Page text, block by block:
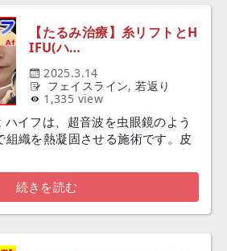
【たるみ治療】糸リフトとH
IFU(ハ…
2025.3.14
フェイスライン,若返り
1,335 view
イフは、超音波を虫眼鏡のよう
組織を熱凝固させる施術です。皮
続きを読む